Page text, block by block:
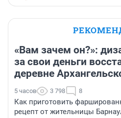
«Вам зачем он?»:
за свои деньги
деревне
5 часов 3 798 8
Как приготовить
рецепт от жительницы